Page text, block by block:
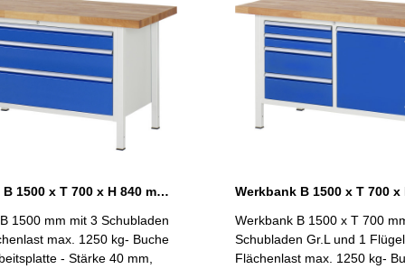
Tragkraft 100 kg,
490 x T 560 mm - Griffleiste
inkl. Beschriftungsstreifen-
(Schloss mit 2
Pulverbeschichtung:
7035 lichtgrau,
RAL 5010 enzianblau Maße:
Führungen, Auszug ca. 90 %,
Rücklaufsicherung,
Innenmaß B 490 x T 560
mit zurückgesetztem
Beschriftungsstreifen-
(Schloss mit 2 Schlüsseln)-
komplett montiert-
lichtgrau, Schubladen RAL
840 mm
Werkbank B 1500 x T 700 x H 840 mm mit 3 Schubladen XXL
1500 mm mit 3 Schubladen
max. 1250 kg- Buche
- Stärke 40 mm,
Werkbank B 1500 x T 700
Schubladen Gr.L und 1
Flächenlast max. 1250 kg-